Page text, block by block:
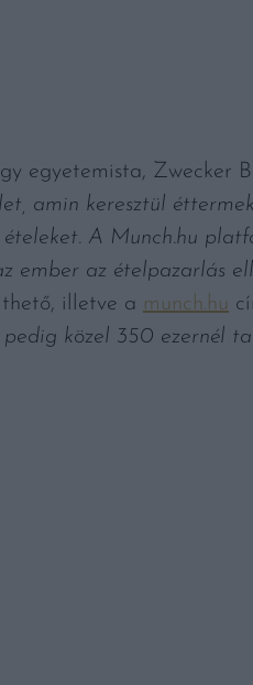
egyetemista, Zwecker
amin keresztül
ételeket. A Munch.hu
ember az ételpazarlás
illetve a munch.hu
közel 350 ezernél